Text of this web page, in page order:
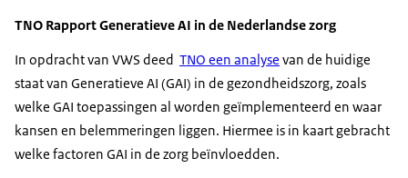
TNO Rapport Generatieve AI in de Nederlandse zorg
In opdracht van VWS deed TNO een analyse van de huidige
staat van Generatieve AI (GAI) in de gezondheidszorg, zoals
welke GAI toepassingen al worden geïmplementeerd en waar
kansen en belemmeringen liggen. Hiermee is in kaart gebracht
welke factoren GAI in de zorg beïnvloedden.